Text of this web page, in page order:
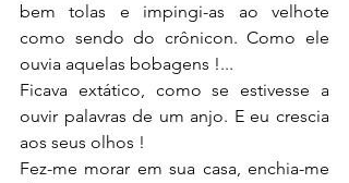
bem tolas e impingi-as ao velhote
como sendo do crônicon. Como ele
ouvia aquelas bobagens !...
Ficava extático, como se estivesse a
ouvir palavras de um anjo. E eu crescia
aos seus olhos !
Fez-me morar em sua casa, enchia-me